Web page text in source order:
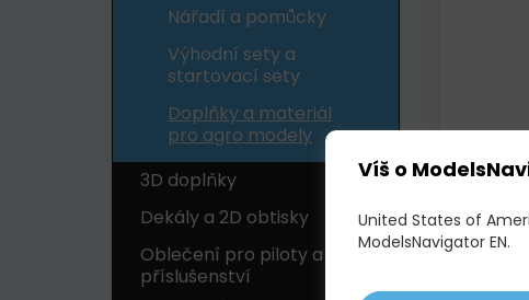
Nářadí a pomůcky
Výhodní sety a
startovací sety
Doplňky a materiál
pro agro modely
3D doplňky
Dekály a 2D obtisky
Oblečení pro piloty a
příslušenství
ZRNA -
Víš o
United States of
ModelsNavigator EN.